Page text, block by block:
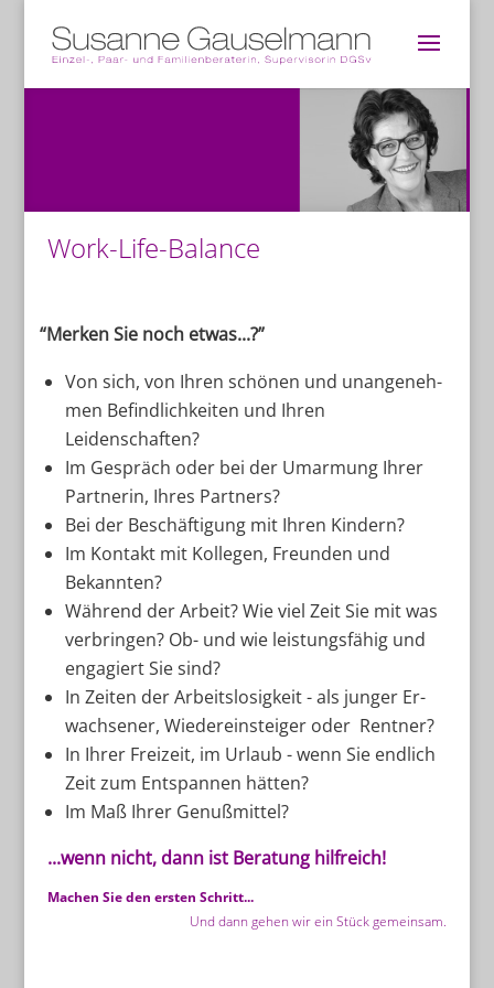
Work-Life-Balance
“Mer­ken Sie noch etwas...?”
Von sich, von Ih­ren schö­nen und un­an­ge­neh­
men Be­find­lich­kei­ten und Ih­ren
Leidenschaften?
Im Ge­spräch oder bei der Um­ar­mung Ih­rer
Part­ne­rin, Ih­res Partners?
Bei der Be­schäf­ti­gung mit Ih­ren Kindern?
Im Kon­takt mit Kol­le­gen, Freun­den und
Bekannten?
Wäh­rend der Ar­beit? Wie viel Zeit Sie mit was
ver­brin­gen? Ob- und wie leis­tungs­fä­hig und
en­ga­giert Sie sind?
In Zei­ten der Ar­beits­lo­sig­keit - als jun­ger Er­
wach­se­ner, Wie­der­ein­stei­ger oder Rentner?
In Ih­rer Frei­zeit, im Ur­laub - wenn Sie end­lich
Zeit zum Ent­span­nen hätten?
Im Maß Ih­rer Genußmittel?
...wenn nicht, dann ist Be­ra­tung hilfreich!
Machen Sie den ersten Schritt...
Und dann gehen wir ein Stück gemeinsam.